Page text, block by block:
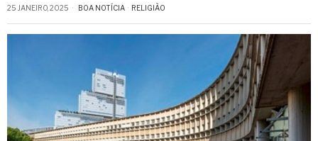
25 JANEIRO, 2025 BOA NOTÍCIA · RELIGIÃO